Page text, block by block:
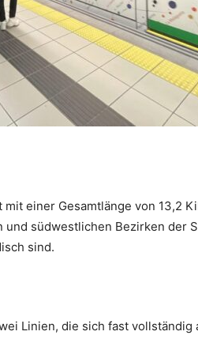
einer Gesamtlänge von 13,2
südwestlichen Bezirken der
sind.
Linien, die sich fast